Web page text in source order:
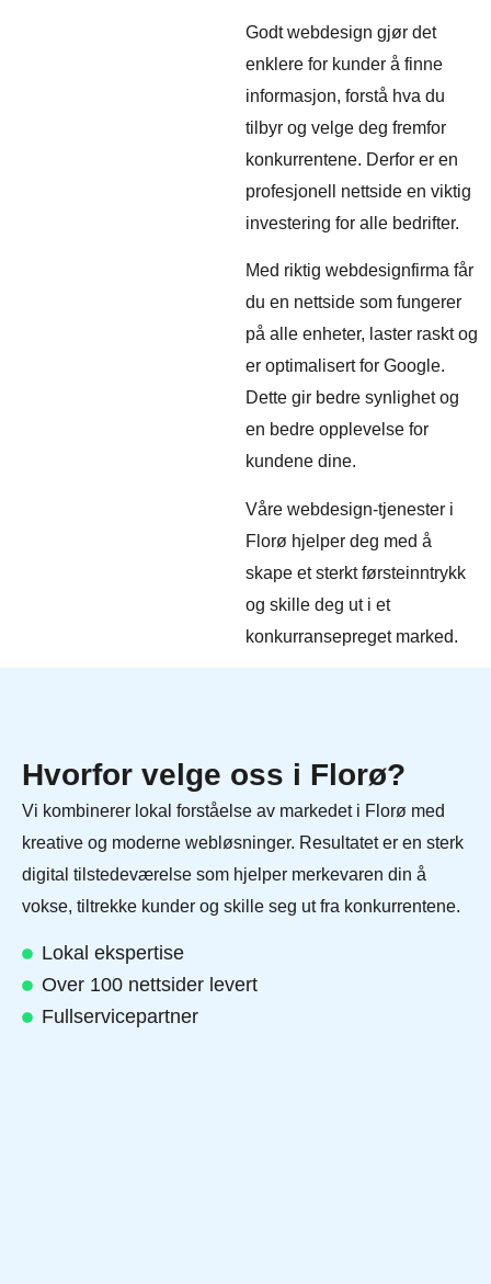
Godt webdesign gjør det
enklere for kunder å finne
informasjon, forstå hva du
tilbyr og velge deg fremfor
konkurrentene. Derfor er en
profesjonell nettside en viktig
investering for alle bedrifter.
Med riktig webdesignfirma får
du en nettside som fungerer
på alle enheter, laster raskt og
er optimalisert for Google.
Dette gir bedre synlighet og
en bedre opplevelse for
kundene dine.
Våre webdesign-tjenester i
Florø hjelper deg med å
skape et sterkt førsteinntrykk
og skille deg ut i et
konkurransepreget marked.
Hvorfor velge oss i Florø?
Vi kombinerer lokal forståelse av markedet i Florø med
kreative og moderne webløsninger. Resultatet er en sterk
digital tilstedeværelse som hjelper merkevaren din å
vokse, tiltrekke kunder og skille seg ut fra konkurrentene.
Lokal ekspertise
Over 100 nettsider levert
Fullservicepartner